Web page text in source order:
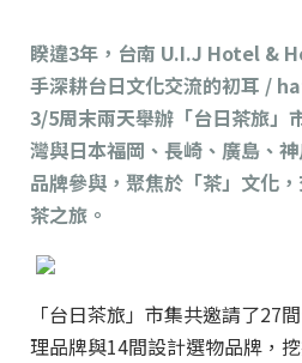
睽違3年，台南 U.I.J Hotel &
手深耕台日文化交流的初耳 /
3/5周末兩天舉辦「台日茶旅」
灣與日本福岡、長崎、廣島、
品牌參與，聚焦於「茶」文化
茶之旅。
「台日茶旅」市集共邀請了27
理品牌與14間設計選物品牌，